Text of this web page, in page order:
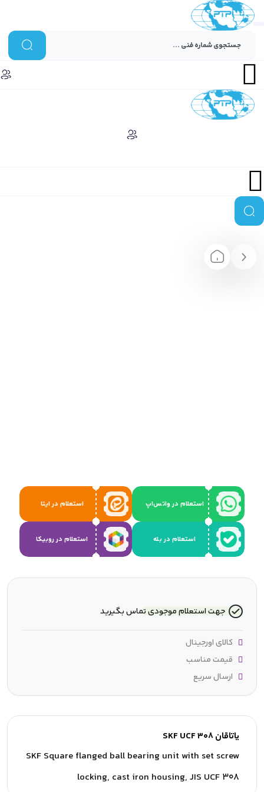
استعلام در واتس‌اپ استعلام در ایتا
استعلام در بله استعلام در روبیکا
یاتاقان SKF UCF 308
SKF Square flanged ball bearing unit with set screw
locking, cast iron housing, JIS UCF 308
جهت استعلام موجودی تماس بگیرید
کالای اورجینال
قیمت مناسب
ارسال سریع